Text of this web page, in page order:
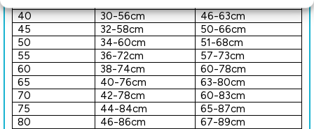
40
30-56cm
46-63cm
45
32-58cm
50-66cm
50
34-60cm
51-68cm
55
36-72cm
57-73cm
60
38-74cm
60-78cm
65
40-76cm
63-80cm
70
42-78cm
60-83cm
75
44-84cm
65-87cm
80
46-86cm 67-89cm